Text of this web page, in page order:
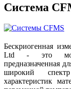
Система
Бескриогенная
Ltd - это
предназначенная
широкий
характеристик